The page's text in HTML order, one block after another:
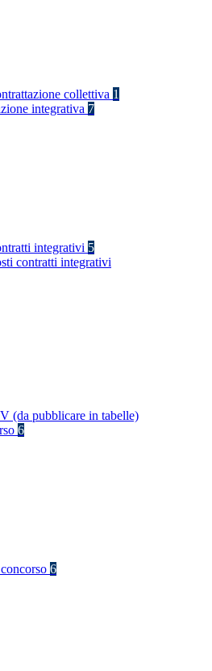
collettiva 1
integrativa 7
integrativi 5
contratti integrativi
(da pubblicare in tabelle)
6
6